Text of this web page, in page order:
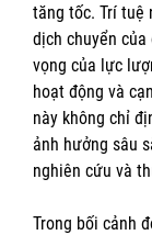
tăng tốc. Trí tuệ
dịch chuyển
vọng của lực
hoạt động và
này không chỉ
ảnh hưởng sâu
nghiên cứu và
Trong bối cảnh